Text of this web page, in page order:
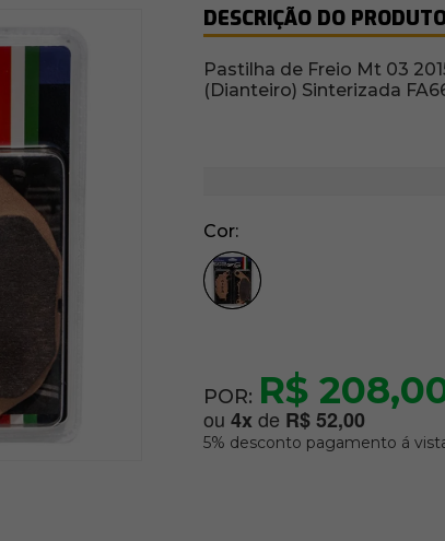
DESCRIÇÃO DO
Pastilha de Freio Mt 03
(Dianteiro) Sinterizada
Cor
POR: R$
ou 4xde R$ 52,00
5% desconto pagamento á